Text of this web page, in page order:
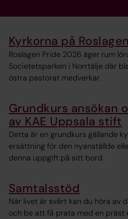
Kyrkorna på
Roslagen Pride 2026 äger rum
Societetsparken i Norrtälje där
östra pastorat medverkar.
Grundkurs ansökan
av KAE Uppsala stift
Detta är en grundkurs gällande
ersättning för den nyanställde
denna uppgift på sitt bord.
Samtalsstöd
När livet är svårt kan du höra av
och be att få prata med en präst